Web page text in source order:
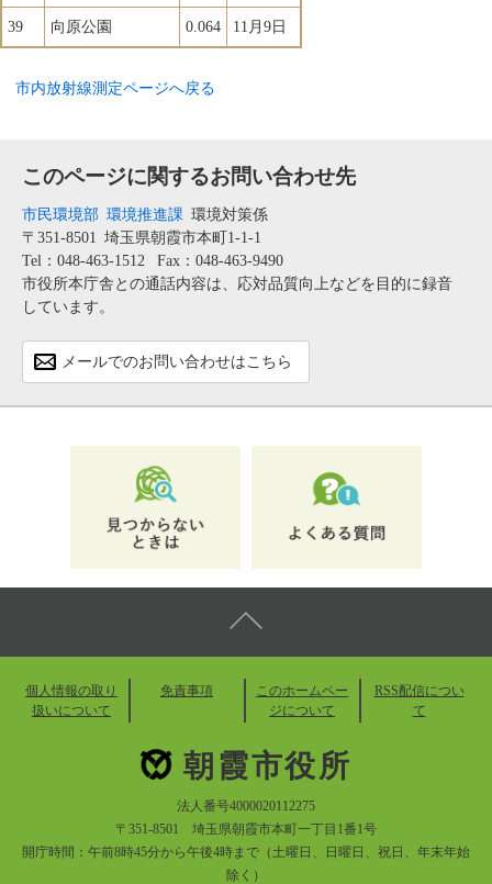
39 向原公園 0.064 11月9日
市内放射線測定ページへ戻る
このページに関するお問い合わせ先
市民環境部 環境推進課 環境対策係
〒351-8501
埼玉県朝霞市本町1-1-1
Tel：048-463-1512
Fax：048-463-9490
市役所本庁舎との通話内容は、応対品質向上などを目的に録音
しています。
メールでのお問い合わせはこちら
個人情報の取り
扱いについて
免責事項
このホームペー
ジについて
RSS配信につい
て
朝霞市役所
法人番号4000020112275
〒351-8501 埼玉県朝霞市本町一丁目1番1号
開庁時間：午前8時45分から午後4時まで（土曜日、日曜日、祝日、年末年始
除く）